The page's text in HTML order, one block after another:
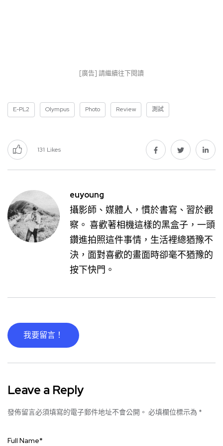
[廣告] 請繼續往下閱讀
E-PL2 Olympus Photo Review 測試
131 Likes
euyoung
攝影師、媒體人，慣於書寫、習於觀
察。 喜歡著相機這樣的黑盒子，一頭
鑽進拍照這件事情，生活裡總猶豫不
決，面對喜歡的畫面時卻毫不猶豫的
按下快門。
我要留言！
Leave a Reply
發佈留言必須填寫的電子郵件地址不會公開。 必填欄位標示為 *
Full Name*